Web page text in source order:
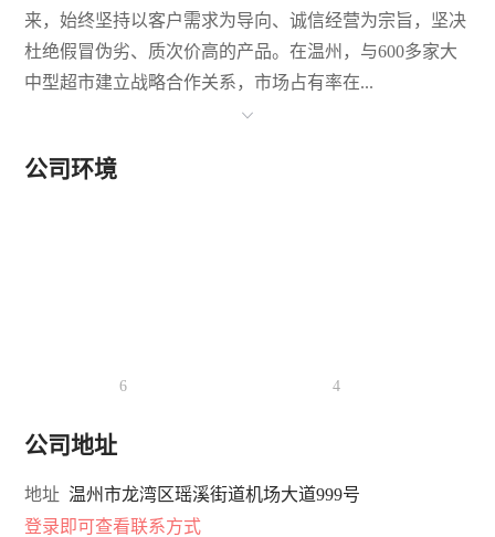
来，始终坚持以客户需求为导向、诚信经营为宗旨，坚决
杜绝假冒伪劣、质次价高的产品。在温州，与600多家大
中型超市建立战略合作关系，市场占有率在...
公司环境
6 4
公司地址
地址 温州市龙湾区瑶溪街道机场大道999号
登录即可查看联系方式